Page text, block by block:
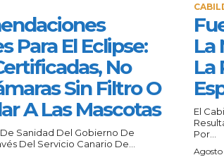
Para El Eclipse:
No
Sin Filtro O
A Las Mascotas
Sanidad Del Gobierno De
Del Servicio Canario De...
La
La
El
Por...